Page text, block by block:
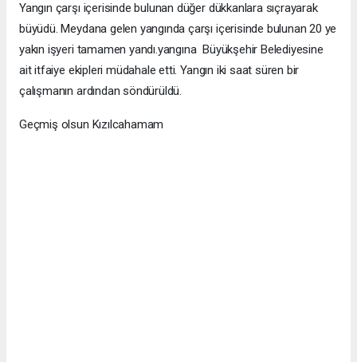
Yangın çarşı içerisinde bulunan düğer dükkanlara sıçrayarak
büyüdü. Meydana gelen yangında çarşı içerisinde bulunan 20 ye
yakın işyeri tamamen yandı.yangına Büyükşehir Belediyesine
ait itfaiye ekipleri müdahale etti. Yangın iki saat süren bir
çalışmanın ardından söndürüldü.
Geçmiş olsun Kızılcahamam